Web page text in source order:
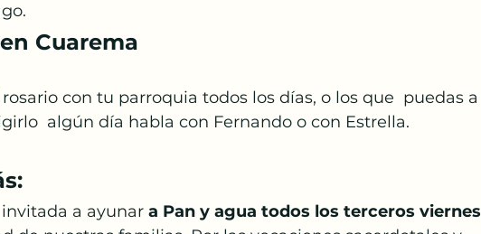
Cuarema
con tu parroquia todos los días, o los que  puedas a
algún día habla con Fernando o con Estrella.
a ayunar a Pan y agua todos los terceros viernes